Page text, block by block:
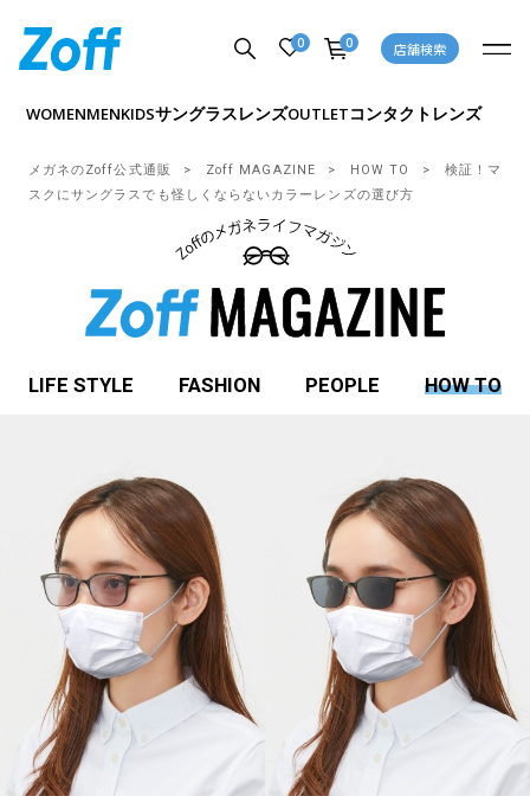
0 0 店舗検索
WOMENMENKIDSサングラスレンズOUTLETコンタクトレンズ
メガネのZoff公式通販 Zoff MAGAZINE HOW TO
検証！マ
スクにサングラスでも怪しくならないカラーレンズの選び方
LIFE STYLE FASHION PEOPLE HOW TO